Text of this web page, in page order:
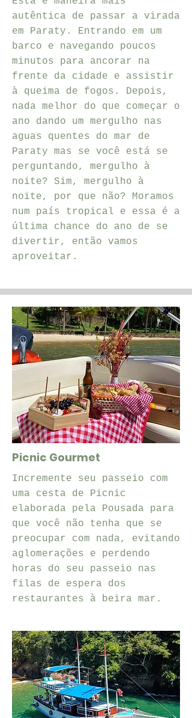
autêntica de passar a virada
em Paraty. Entrando em um
barco e navegando poucos
minutos para ancorar na
frente da cidade e assistir
à queima de fogos. Depois,
nada melhor do que começar o
ano dando um mergulho nas
aguas quentes do mar de
Paraty mas se você está se
perguntando, mergulho à
noite? Sim, mergulho à
noite, por que não? Moramos
num país tropical e essa é a
última chance do ano de se
divertir, então vamos
aproveitar.
Picnic Gourmet
Incremente seu passeio com
uma cesta de Picnic
elaborada pela Pousada para
que você não tenha que se
preocupar com nada, evitando
aglomerações e perdendo
horas do seu passeio nas
filas de espera dos
restaurantes à beira mar.